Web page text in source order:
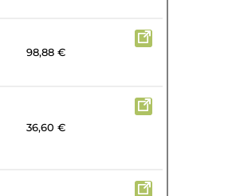
98,88 €
36,60 €